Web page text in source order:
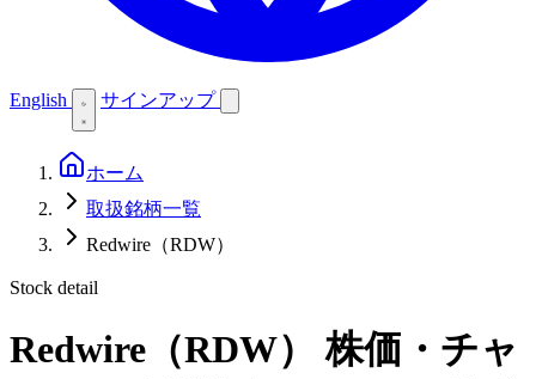
English サインアップ
ホーム
取扱銘柄一覧
Redwire（RDW）
Stock detail
Redwire（RDW）
株価・チャ